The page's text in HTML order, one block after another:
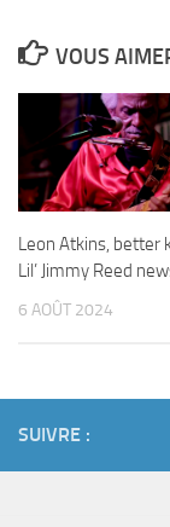
VOUS
Leon Atkins, better
Lil’ Jimmy Reed
6 AOÛT 2024
SUIVRE :